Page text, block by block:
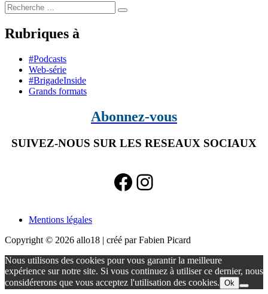
Search
for:
Rubriques à
#Podcasts
Web-série
#BrigadeInside
Grands formats
Abonnez-vous
SUIVEZ-NOUS SUR LES RESEAUX SOCIAUX
Facebook
Instagram
Mentions légales
Copyright © 2026 allo18 | créé par Fabien Picard
Retour
en
haut
Nous utilisons des cookies pour vous garantir la meilleure
expérience sur notre site. Si vous continuez à utiliser ce dernier, nous
considérerons que vous acceptez l'utilisation des cookies. Ok